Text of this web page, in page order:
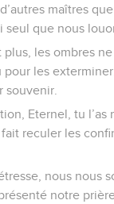
maîtres
seul que nous
les ombres
les
souvenir.
Eternel, tu l’as
reculer les
nous nous
notre